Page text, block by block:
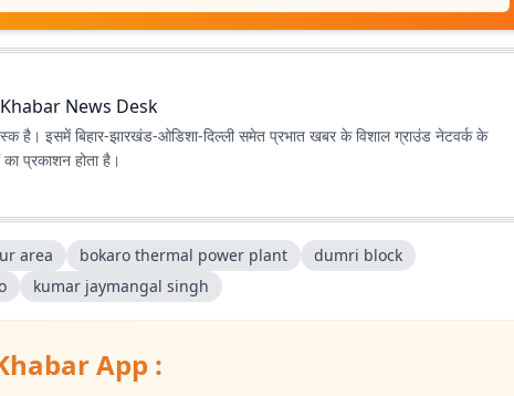
News Desk
है। इसमें बिहार-झारखंड-ओडिशा-दिल्‍ली समेत प्रभात खबर के विशाल ग्राउंड नेटवर्क के
प्रकाशन होता है।
area bokaro thermal power plant
dumri block
kumar jaymangal singh
App :